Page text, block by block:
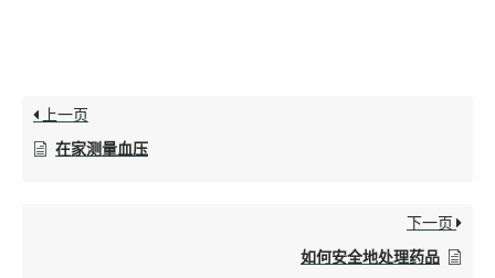
上一页
在家测量血压
下一页
如何安全地处理药品